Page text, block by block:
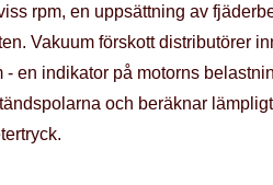
rpm, en uppsättning av
Vakuum förskott distributörer
- en indikator på motorns
och beräknar